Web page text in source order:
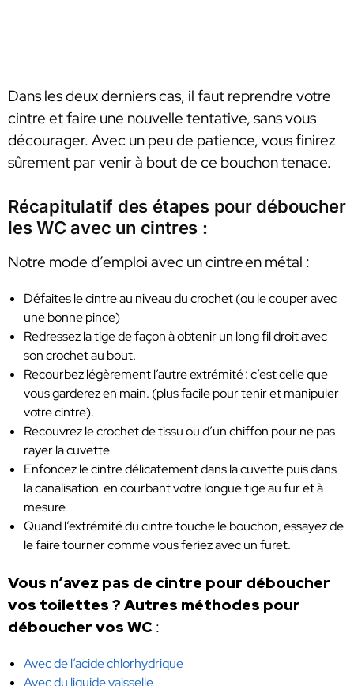
Dans les deux derniers cas, il faut reprendre votre
cintre et faire une nouvelle tentative, sans vous
décourager. Avec un peu de patience, vous finirez
sûrement par venir à bout de ce bouchon tenace.
Récapitulatif des étapes pour déboucher
les WC avec un cintres :
Notre mode d’emploi avec un cintre en métal :
Défaites le cintre au niveau du crochet (ou le couper avec
une bonne pince)
Redressez la tige de façon à obtenir un long fil droit avec
son crochet au bout.
Recourbez légèrement l’autre extrémité : c’est celle que
vous garderez en main. (plus facile pour tenir et manipuler
votre cintre).
Recouvrez le crochet de tissu ou d’un chiffon pour ne pas
rayer la cuvette
Enfoncez le cintre délicatement dans la cuvette puis dans
la canalisation en courbant votre longue tige au fur et à
mesure
Quand l’extrémité du cintre touche le bouchon, essayez de
le faire tourner comme vous feriez avec un furet.
Vous n’avez pas de cintre pour déboucher
vos toilettes ? Autres méthodes pour
déboucher vos WC :
Avec de l’acide chlorhydrique
Avec du liquide vaisselle